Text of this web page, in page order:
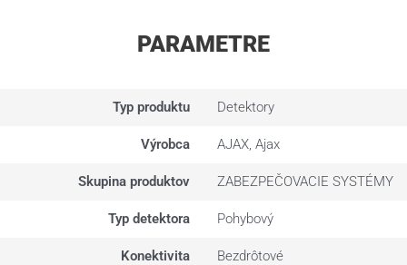
PARAMETRE
Typ produktu Detektory
Výrobca AJAX, Ajax
Skupina produktov ZABEZPEČOVACIE SYSTÉMY
Typ detektora Pohybový
Konektivita Bezdrôtové